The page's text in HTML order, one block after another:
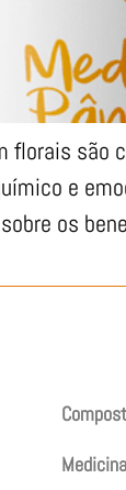
são
e
os